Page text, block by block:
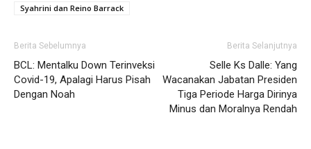
Syahrini dan Reino Barrack
Berita Sebelumnya
BCL: Mentalku Down Terinveksi
Covid-19, Apalagi Harus Pisah
Dengan Noah
Berita Selanjutnya
Selle Ks Dalle: Yang
Wacanakan Jabatan Presiden
Tiga Periode Harga Dirinya
Minus dan Moralnya Rendah